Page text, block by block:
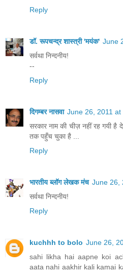
Reply
डॉ. रूपचन्द्र शास्त्री 'मयंक' June
सर्वथा निन्दनीय!
--
Reply
दिगम्बर नासवा June 26, 2011 at
सरकार नाम की चीज़ नहीं रह गयी है
तक पहुँच चुका है ...
Reply
भारतीय ब्लॉग लेखक मंच June 26,
सर्वथा निन्दनीय!
Reply
kuchhh to bolo June 26,
sahi likha hai aapne koi
aata nahi aakhir kali kamai